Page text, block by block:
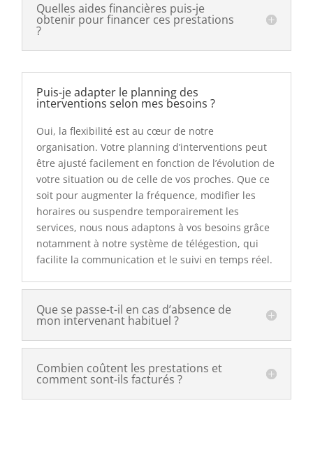
Quelles aides financières puis-je
obtenir pour financer ces prestations
?
Puis-je adapter le planning des
interventions selon mes besoins ?
Oui, la flexibilité est au cœur de notre
organisation. Votre planning d’interventions peut
être ajusté facilement en fonction de l’évolution de
votre situation ou de celle de vos proches. Que ce
soit pour augmenter la fréquence, modifier les
horaires ou suspendre temporairement les
services, nous nous adaptons à vos besoins grâce
notamment à notre système de télégestion, qui
facilite la communication et le suivi en temps réel.
Que se passe-t-il en cas d’absence de
mon intervenant habituel ?
Combien coûtent les prestations et
comment sont-ils facturés ?